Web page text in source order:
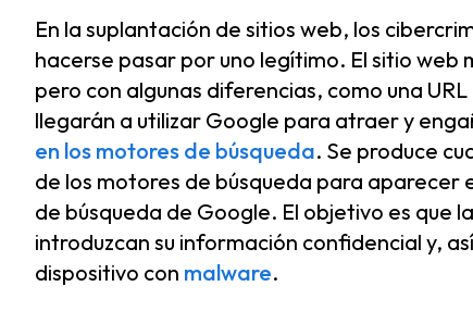
En la suplantación de sitios web, los
hacerse pasar por uno legítimo. El sitio web
pero con algunas diferencias, como una
llegarán a utilizar Google para atraer y
en los motores de búsqueda. Se produce
de los motores de búsqueda para
de búsqueda de Google. El objetivo es que
introduzcan su información confidencial y,
dispositivo con malware.